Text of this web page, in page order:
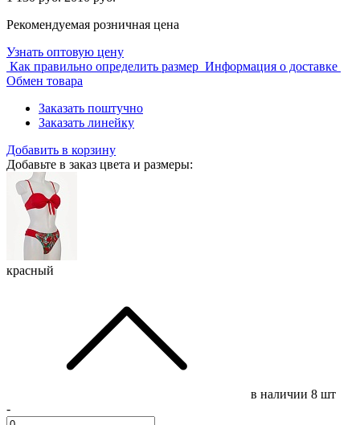
Рекомендуемая розничная цена
Узнать оптовую цену
Как правильно определить размер Информация о доставке
Обмен товара
Заказать поштучно
Заказать линейку
Добавить в корзину
Добавьте в заказ цвета и размеры:
красный
в наличии 8 шт
-